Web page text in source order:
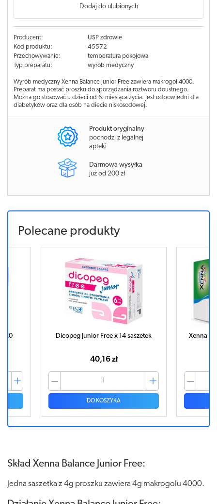
Dodaj do ulubionych
Producent:
USP zdrowie
Kod produktu:
45572
Przechowywanie:
temperatura pokojowa
Typ preparatu:
wyrób medyczny
Wyrób medyczny Xenna Balance Junior Free zawiera makrogol 4000.
Preparat ma postać proszku do sporządzania roztworu doustnego.
Można go stosować u dzieci od 6. miesiąca życia. Jest odpowiedni dla
diabetyków oraz dla osób na diecie niskosodowej.
Produkt oryginalny
pochodzi z legalnej
apteki
Darmowa wysyłka
już od 200 zł
Polecane produkty
x 14 saszetek Xenna Balance Junior x 30 saszetek
59,24 zł
DO KOSZYKA
Skład Xenna Balance Junior Free:
Jedna saszetka z 4g proszku zawiera 4g makrogolu 4000.